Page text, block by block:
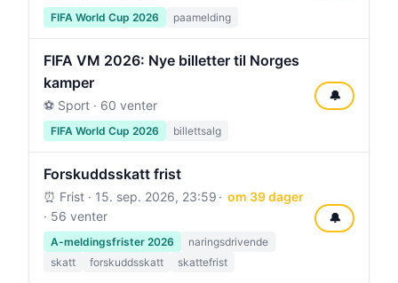
FIFA World Cup 2026 paamelding
FIFA VM 2026: Nye billetter til Norges
kamper
⚽ Sport · 60 venter
FIFA World Cup 2026 billettsalg
🔔
Forskuddsskatt frist
⏰ Frist · 15. sep. 2026, 23:59
om 39 dager
· 56 venter
A-meldingsfrister 2026
naringsdrivende
skatt
forskuddsskatt skattefrist
🔔